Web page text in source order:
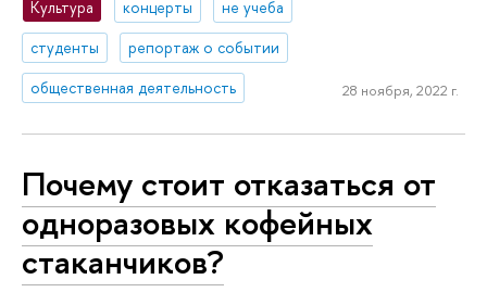
Культура
концерты
не учеба
студенты
репортаж о событии
общественная деятельность
28 ноября, 2022 г.
Почему стоит отказаться от
одноразовых кофейных
стаканчиков?